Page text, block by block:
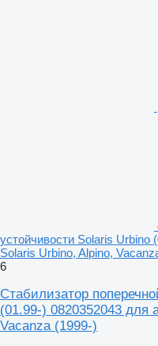
устойчивости Solaris Urbino
Solaris Urbino, Alpino,
6
Стабилизатор
(01.99-) 0820352043 для
Vacanza (1999-)